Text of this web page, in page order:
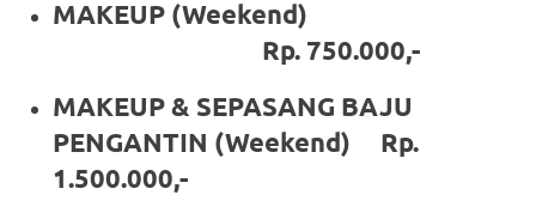
https://www.domainwatches.com
the
website
MAKEUP (Weekend)
Rp. 750.000,-
MAKEUP & SEPASANG BAJU
PENGANTIN (Weekend) Rp.
1.500.000,-